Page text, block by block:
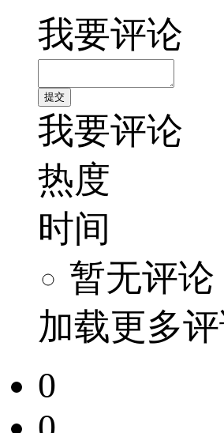
我要评论
我要评论
热度
时间
暂无评论
加载更多
0